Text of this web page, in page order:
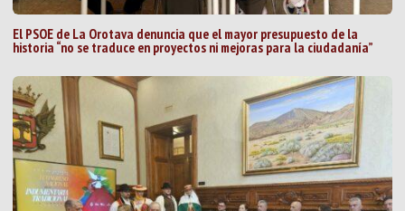
El PSOE de La Orotava denuncia que el mayor presupuesto de la
historia “no se traduce en proyectos ni mejoras para la ciudadanía”